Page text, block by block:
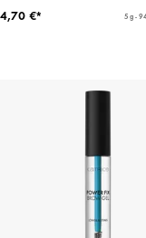
4,70 €*
5 g -